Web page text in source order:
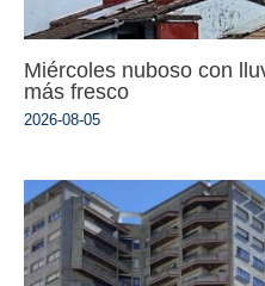
Miércoles nuboso con
más fresco
2026-08-05